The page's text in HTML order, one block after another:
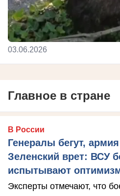
03.06.2026
Главное в стране
В России
Генералы бегут, армия
Зеленский врет: ВСУ
испытывают
Эксперты отмечают, что